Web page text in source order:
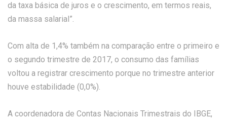
da taxa básica de juros e o crescimento, em termos reais,
da massa salarial”.
Com alta de 1,4% também na comparação entre o primeiro e
o segundo trimestre de 2017, o consumo das famílias
voltou a registrar crescimento porque no trimestre anterior
houve estabilidade (0,0%).
A coordenadora de Contas Nacionais Trimestrais do IBGE,